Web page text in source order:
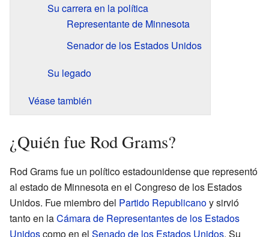
Su carrera en la política
Representante de Minnesota
Senador de los Estados Unidos
Su legado
Véase también
¿Quién fue Rod Grams?
Rod Grams fue un político estadounidense que representó
al estado de Minnesota en el Congreso de los Estados
Unidos. Fue miembro del Partido Republicanoy sirvió
tanto en laCámara de Representantes de los Estados
Unidoscomo en el Senado de los Estados Unidos. Su